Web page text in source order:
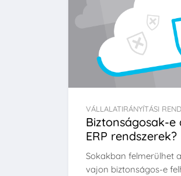
VÁLLALATIRÁNYÍTÁSI
Biztonságosak-e
ERP rendszerek?
Sokakban felmerülhet
vajon biztonságos-e